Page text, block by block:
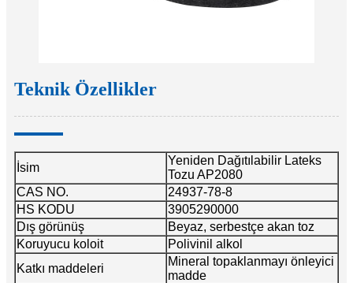
Teknik Özellikler
İsim
Yeniden Dağıtılabilir Lateks
Tozu AP2080
CAS NO.
24937-78-8
HS KODU
3905290000
Dış görünüş
Beyaz, serbestçe akan toz
Koruyucu koloit
Polivinil alkol
Katkı maddeleri
Mineral topaklanmayı önleyici
madde